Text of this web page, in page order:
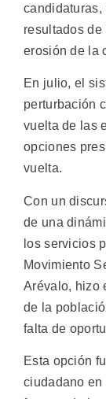
candidaturas,
resultados de
erosión de la
En julio, el
perturbación
vuelta de las
opciones
vuelta.
Con un
de una
los servicios
Movimiento
Arévalo, hizo
de la
falta de
Esta opción
ciudadano en